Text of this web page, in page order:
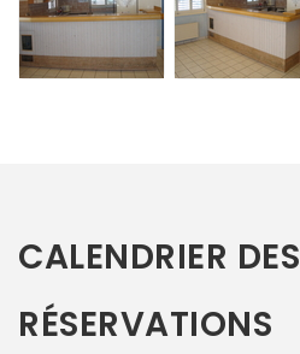
CALENDRIER DES
RÉSERVATIONS